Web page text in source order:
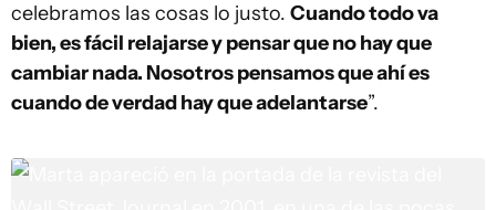
celebramos las cosas lo justo. Cuando todo va
bien, es fácil relajarse y pensar que no hay que
cambiar nada. Nosotros pensamos que ahí es
cuando de verdad hay que adelantarse”.